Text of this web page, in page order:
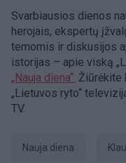
Svarbiausios dienos
herojais, ekspertų
temomis ir diskusijos
istorijas – apie viską
„Nauja diena“. Žiūrėkite
„Lietuvos ryto“
TV.
Nauja diena